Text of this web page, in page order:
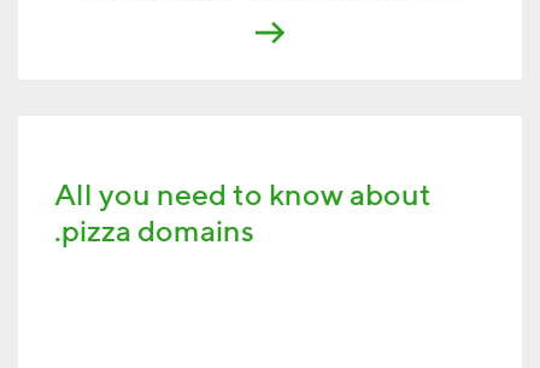
All you need to know about
.pizza domains